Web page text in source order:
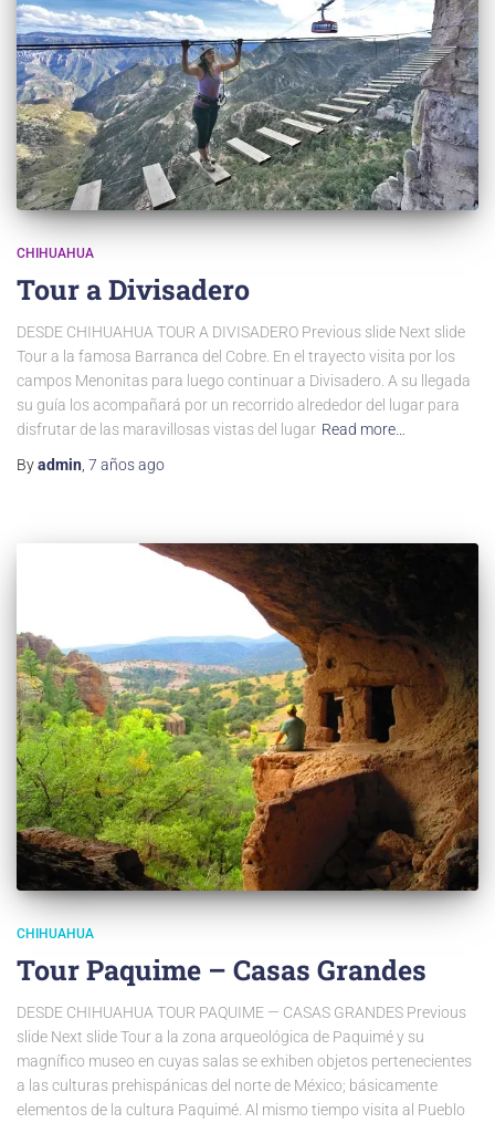
CHIHUAHUA
Tour a Divisadero
DESDE CHIHUAHUA TOUR A DIVISADERO Previous slide Next slide
Tour a la famosa Barranca del Cobre. En el trayecto visita por los
campos Menonitas para luego continuar a Divisadero. A su llegada
su guía los acompañará por un recorrido alrededor del lugar para
disfrutar de las maravillosas vistas del lugar Read more…
Byadmin, 7 añosago
CHIHUAHUA
Tour Paquime – Casas Grandes
DESDE CHIHUAHUA TOUR PAQUIME — CASAS GRANDES Previous
slide Next slide Tour a la zona arqueológica de Paquimé y su
magnífico museo en cuyas salas se exhiben objetos pertenecientes
a las culturas prehispánicas del norte de México; básicamente
elementos de la cultura Paquimé. Al mismo tiempo visita al Pueblo